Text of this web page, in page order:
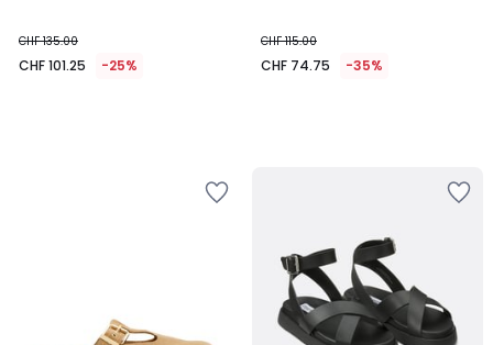
CHF 135.00
CHF 101.25 -25%
CHF 115.00
CHF 74.75 -35%